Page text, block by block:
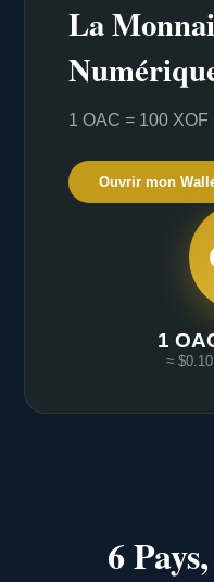
La
1 OAC = 100 XOF
Ouvrir mon
1
≈
6